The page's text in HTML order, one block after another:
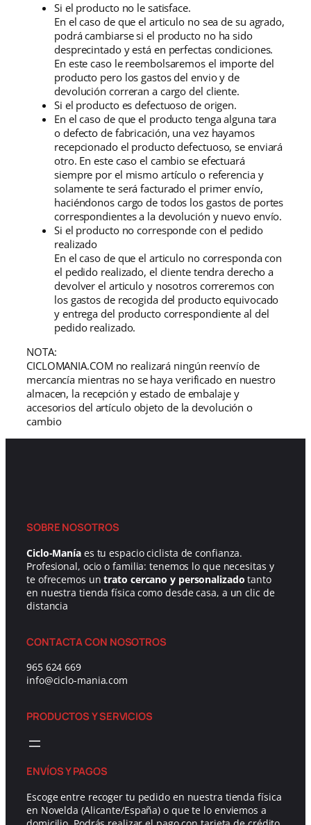
Si el producto no le satisface.
En el caso de que el articulo no sea de su agrado,
podrá cambiarse si el producto no ha sido
desprecintado y está en perfectas condiciones.
En este caso le reembolsaremos el importe del
producto pero los gastos del envio y de
devolución correran a cargo del cliente.
Si el producto es defectuoso de origen.
En el caso de que el producto tenga alguna tara
o defecto de fabricación, una vez hayamos
recepcionado el producto defectuoso, se enviará
otro. En este caso el cambio se efectuará
siempre por el mismo artículo o referencia y
solamente te será facturado el primer envío,
haciéndonos cargo de todos los gastos de portes
correspondientes a la devolución y nuevo envío.
Si el producto no corresponde con el pedido
realizado
En el caso de que el articulo no corresponda con
el pedido realizado, el cliente tendra derecho a
devolver el articulo y nosotros correremos con
los gastos de recogida del producto equivocado
y entrega del producto correspondiente al del
pedido realizado.
NOTA:
CICLOMANIA.COM no realizará ningún reenvío de
mercancía mientras no se haya verificado en nuestro
almacen, la recepción y estado de embalaje y
accesorios del artículo objeto de la devolución o
cambio
SOBRE NOSOTROS
Ciclo-Maníaes tu espacio ciclista de confianza.
Profesional, ocio o familia: tenemos lo que necesitas y
te ofrecemos untrato cercano y personalizado tanto
en nuestra tienda física como desde casa, a un clic de
distancia
CONTACTA CON NOSOTROS
965 624 669
info@ciclo-mania.com
PRODUCTOS Y SERVICIOS
ENVÍOS Y PAGOS
Escoge entre recoger tu pedido en nuestra tienda física
en Novelda (Alicante/España) o que te lo enviemos a